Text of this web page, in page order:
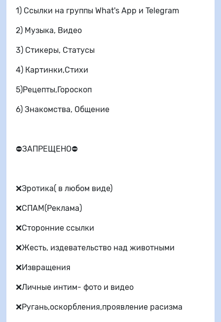
1) Ссылки на группы What's App и Telegram
2) Музыка, Видео
3) Стикеры, Статусы
4) Картинки,Стихи
5)Рецепты,Гороскоп
6) Знакомства, Общение
⛔ЗАПРЕЩЕНО⛔
❌Эротика( в любом виде)
❌СПАМ(Реклама)
❌Сторонние ссылки
❌Жесть, издевательство над животными
❌Извращения
❌Личные интим- фото и видео
❌Ругань,оскорбления,проявление расизма